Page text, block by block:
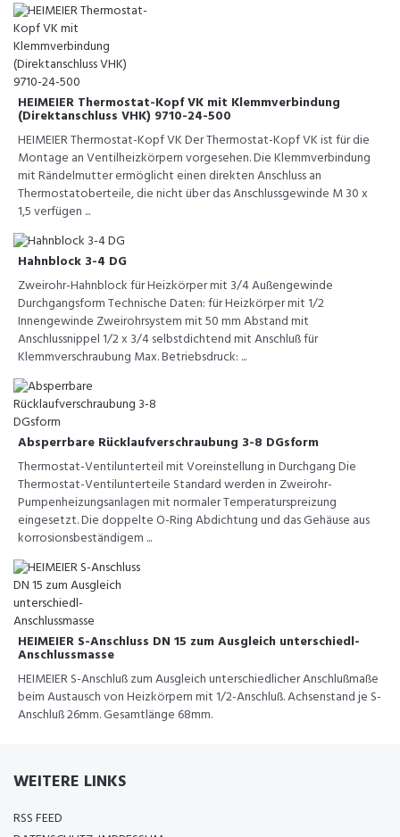
HEIMEIER Thermostat-Kopf VK mit Klemmverbindung
(Direktanschluss VHK) 9710-24-500
HEIMEIER Thermostat-Kopf VK Der Thermostat-Kopf VK ist für die
Montage an Ventilheizkörpern vorgesehen. Die Klemmverbindung
mit Rändelmutter ermöglicht einen direkten Anschluss an
Thermostatoberteile, die nicht über das Anschlussgewinde M 30 x
1,5 verfügen ...
Hahnblock 3-4 DG
Zweirohr-Hahnblock für Heizkörper mit 3/4 Außengewinde
Durchgangsform Technische Daten: für Heizkörper mit 1/2
Innengewinde Zweirohrsystem mit 50 mm Abstand mit
Anschlussnippel 1/2 x 3/4 selbstdichtend mit Anschluß für
Klemmverschraubung Max. Betriebsdruck: ...
Absperrbare Rücklaufverschraubung 3-8 DGsform
Thermostat-Ventilunterteil mit Voreinstellung in Durchgang Die
Thermostat-Ventilunterteile Standard werden in Zweirohr-
Pumpenheizungsanlagen mit normaler Temperaturspreizung
eingesetzt. Die doppelte O-Ring Abdichtung und das Gehäuse aus
korrosionsbeständigem ...
HEIMEIER S-Anschluss DN 15 zum Ausgleich unterschiedl-
Anschlussmasse
HEIMEIER S-Anschluß zum Ausgleich unterschiedlicher Anschlußmaße
beim Austausch von Heizkörpern mit 1/2-Anschluß. Achsenstand je S-
Anschluß 26mm. Gesamtlänge 68mm.
WEITERE LINKS
RSS FEED